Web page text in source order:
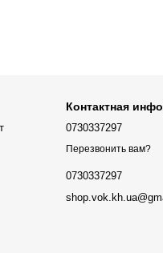
Контактная
0730337297
Перезвонить вам?
0730337297